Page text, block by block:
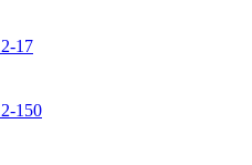
17
150